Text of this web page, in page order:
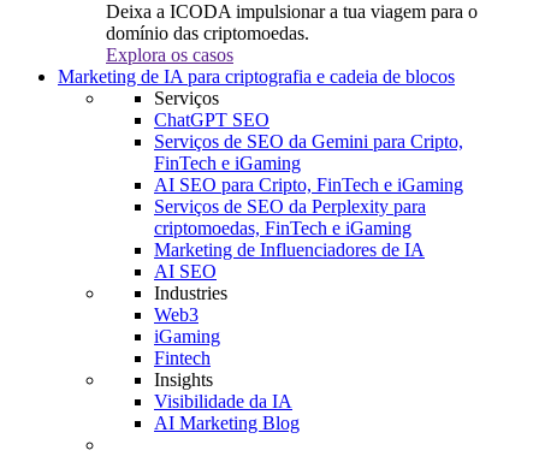
Deixa a ICODA impulsionar a tua viagem para o
domínio das criptomoedas.
Explora os casos
Marketing de IA para criptografia e cadeia de blocos
Serviços
ChatGPT SEO
Serviços de SEO da Gemini para Cripto,
FinTech e iGaming
AI SEO para Cripto, FinTech e iGaming
Serviços de SEO da Perplexity para
criptomoedas, FinTech e iGaming
Marketing de Influenciadores de IA
AI SEO
Industries
Web3
iGaming
Fintech
Insights
Visibilidade da IA
AI Marketing Blog